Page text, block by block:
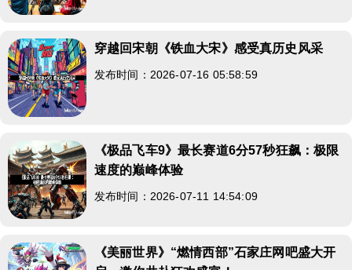
穿越回宋朝《铁血大宋》感受真历史风采
发布时间：2026-07-16 05:58:59
《极品飞车9》最长赛道6分57秒狂飙：极限
速度的巅峰体验
发布时间：2026-07-11 14:54:09
《美丽世界》“燃情西部”石家庄网吧盛大开